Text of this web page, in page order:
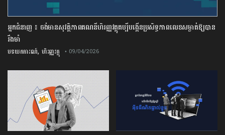
អ្នកជំនាញ ៖ ចង់មានសុវត្ថិភាពគណនីហិរញ្ញវត្ថុគប្បីបង្កើនប្រសិទ្ធភាពលេខសម្ងាត់ឱ្យបាន
រឹងមាំ
បទយកការណ៍, ហិរញ្ញវត្ថុ • 09/04/2026